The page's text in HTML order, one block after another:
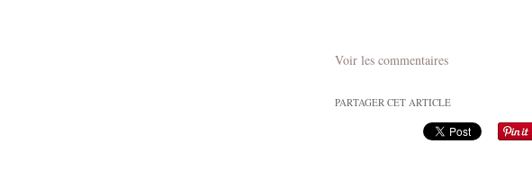
Voir les commentaires
PARTAGER CET ARTICLE